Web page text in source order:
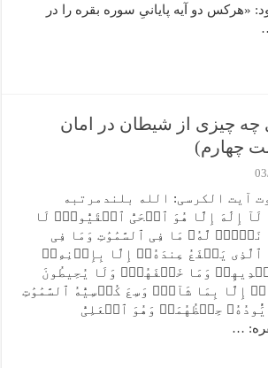
«هرکس دو آیه پایانیِ سوره بقره را در
چه چیزی از شیطان در امان
چهارم)
آیت الکرسی: الله بلندمرتبه
لَآ إِلَٰهَ إِلَّا هُوَ ٱلۡحَیُّ ٱلۡقَیُّومُۚ لَا
نَوۡمٞۚ لَّهُۥ مَا فِی ٱلسَّمَٰوَٰتِ وَمَا فِی
یَشۡفَعُ عِندَهُۥٓ إِلَّا بِإِذۡنِهِۦۚ
وَمَا خَلۡفَهُمۡۖ وَلَا یُحِیطُونَ
إِلَّا بِمَا شَآءَۚ وَسِعَ کُرۡسِیُّهُ ٱلسَّمَٰوَٰتِ
حِفۡظُهُمَاۚ وَهُوَ ٱلۡعَلِیُّ